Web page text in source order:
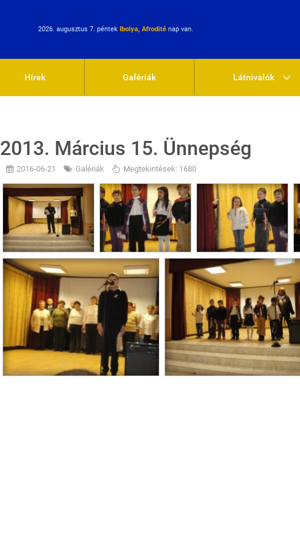
2026. augusztus 7. péntek Ibolya, Afrodité nap van.
Hírek Galériák Látnivalók
2013. Március 15. Ünnepség
2016-06-21 Galériák Megtekintések: 1680